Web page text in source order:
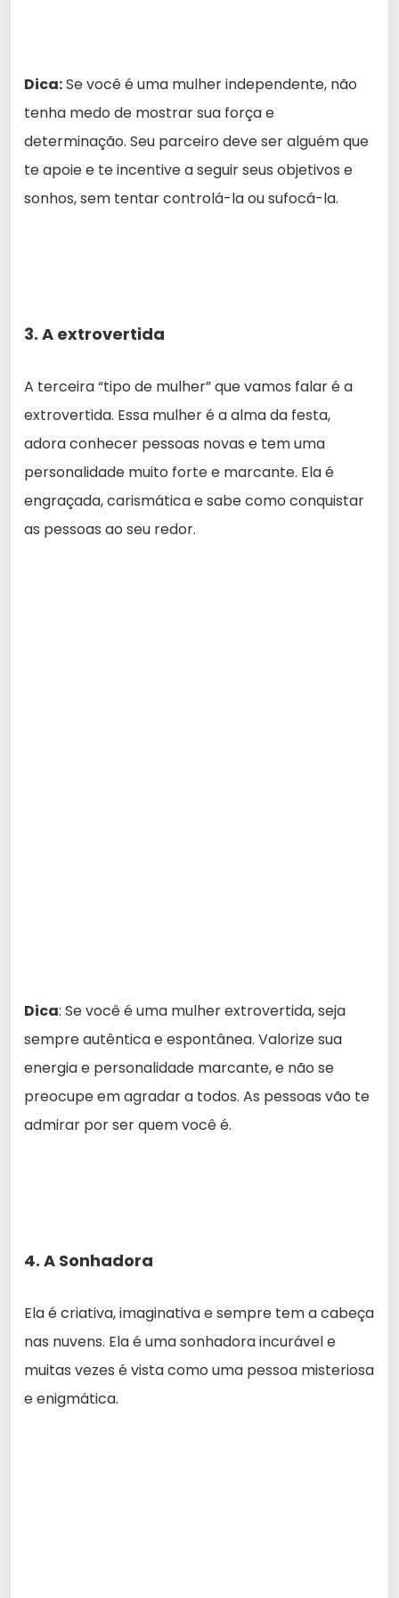
Dica:Se você é uma mulher independente, não
tenha medo de mostrar sua força e
determinação. Seu parceiro deve ser alguém que
te apoie e te incentive a seguir seus objetivos e
sonhos, sem tentar controlá-la ou sufocá-la.
3. A extrovertida
A terceira “tipo de mulher” que vamos falar é a
extrovertida. Essa mulher é a alma da festa,
adora conhecer pessoas novas e tem uma
personalidade muito forte e marcante. Ela é
engraçada, carismática e sabe como conquistar
as pessoas ao seu redor.
Dica: Se você é uma mulher extrovertida, seja
sempre autêntica e espontânea. Valorize sua
energia e personalidade marcante, e não se
preocupe em agradar a todos. As pessoas vão te
admirar por ser quem você é.
4. A Sonhadora
Ela é criativa, imaginativa e sempre tem a cabeça
nas nuvens. Ela é uma sonhadora incurável e
muitas vezes é vista como uma pessoa misteriosa
e enigmática.